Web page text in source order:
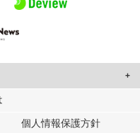
に合わせたコンテンツや広告の
個人情報保護方針